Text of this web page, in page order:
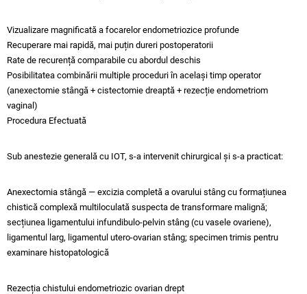
Vizualizare magnificată a focarelor endometriozice profunde
Recuperare mai rapidă, mai puțin dureri postoperatorii
Rate de recurență comparabile cu abordul deschis
Posibilitatea combinării multiple proceduri în același timp operator
(anexectomie stângă + cistectomie dreaptă + rezecție endometriom
vaginal)
Procedura Efectuată
Sub anestezie generală cu IOT, s-a intervenit chirurgical și s-a practicat:
Anexectomia stângă — excizia completă a ovarului stâng cu formațiunea
chistică complexă multiloculată suspecta de transformare malignă;
secțiunea ligamentului infundibulo-pelvin stâng (cu vasele ovariene),
ligamentul larg, ligamentul utero-ovarian stâng; specimen trimis pentru
examinare histopatologică
Rezecția chistului endometriozic ovarian drept